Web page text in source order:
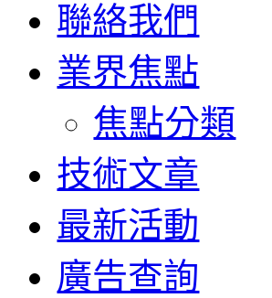
聯絡我們
業界焦點
焦點分類
技術文章
最新活動
廣告查詢